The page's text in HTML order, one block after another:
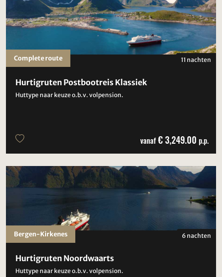
Hurtigruten Postbootreis Klassiek
Huttype naar keuze o.b.v. volpension.
11 nachten
vanaf€ 3,249.00 p.p.
Complete route
Hurtigruten Noordwaarts
Huttype naar keuze o.b.v. volpension.
6 nachten
Bergen-Kirkenes